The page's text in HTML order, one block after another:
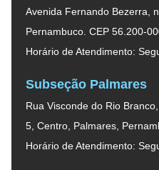
Avenida Fernando Bezerra,
Pernambuco. CEP 56.200-
Horário de Atendimento:
Subseção Palmares
Rua Visconde do Rio
5, Centro, Palmares,
Horário de Atendimento: